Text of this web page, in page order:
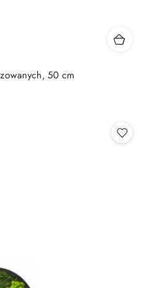
50 cm